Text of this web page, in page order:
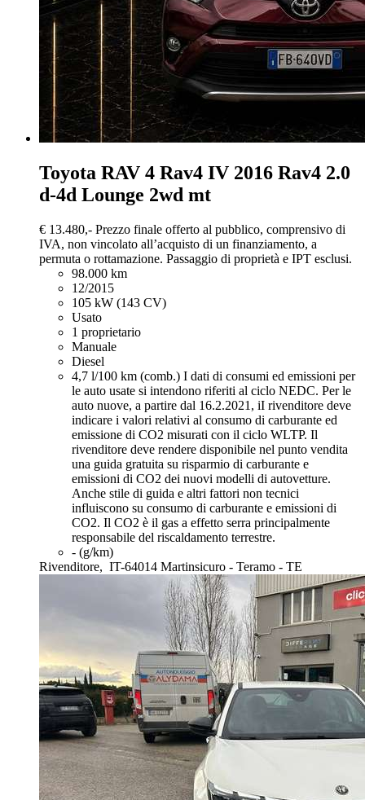
Toyota RAV 4 Rav4 IV 2016 Rav4 2.0
d-4d Lounge 2wd mt
€ 13.480,- Prezzo finale offerto al pubblico, comprensivo di
IVA, non vincolato all’acquisto di un finanziamento, a
permuta o rottamazione. Passaggio di proprietà e IPT esclusi.
98.000 km
12/2015
105 kW (143 CV)
Usato
1 proprietario
Manuale
Diesel
4,7 l/100 km (comb.) I dati di consumi ed emissioni per
le auto usate si intendono riferiti al ciclo NEDC. Per le
auto nuove, a partire dal 16.2.2021, iI rivenditore deve
indicare i valori relativi al consumo di carburante ed
emissione di CO2 misurati con il ciclo WLTP. Il
rivenditore deve rendere disponibile nel punto vendita
una guida gratuita su risparmio di carburante e
emissioni di CO2 dei nuovi modelli di autovetture.
Anche stile di guida e altri fattori non tecnici
influiscono su consumo di carburante e emissioni di
CO2. Il CO2 è il gas a effetto serra principalmente
responsabile del riscaldamento terrestre.
- (g/km)
Rivenditore, IT-64014 Martinsicuro - Teramo - TE